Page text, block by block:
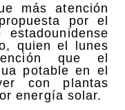
más atención
por el
estadounidense
quien el lunes
que el
potable en el
con plantas
energía solar.